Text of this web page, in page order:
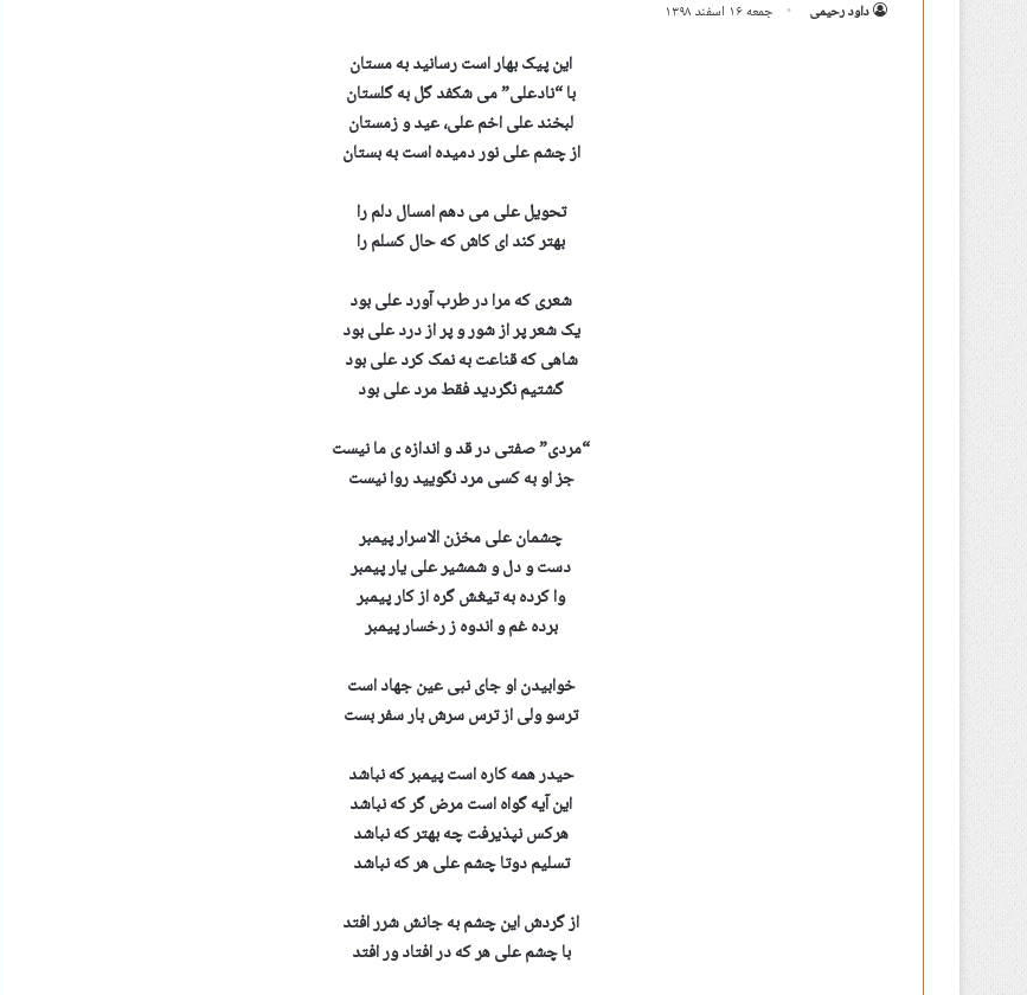
داود رحیمی جمعه ۱۶ اسفند ۱۳۹۸
این پیک بهار است رسانید به مستان
با “نادعلی” می شکفد گل به گلستان
لبخند علی اخم علی، عید و زمستان
از چشم علی نور دمیده است به بستان
تحویل علی می دهم امسال دلم را
بهتر کند ای کاش که حال کسلم را
شعری که مرا در طرب آورد علی بود
یک شعر پر از شور و پر از درد علی بود
شاهی که قناعت به نمک کرد علی بود
گشتیم نگردید فقط مرد علی بود
“مردی” صفتی در قد و اندازه ی ما نیست
جز او به کسی مرد نگویید روا نیست
چشمان علی مخزن الاسرار پیمبر
دست و دل و شمشیر علی یار پیمبر
وا کرده به تیغش گره از کار پیمبر
برده غم و اندوه ز رخسار پیمبر
خوابیدن او جای نبی عین جهاد است
ترسو ولی از ترس سرش بار سفر بست
حیدر همه کاره است پیمبر که نباشد
این آیه گواه است مرض گر که نباشد
هرکس نپذیرفت چه بهتر که نباشد
تسلیم دوتا چشم علی هر که نباشد
از گردش این چشم به جانش شرر افتد
با چشم علی هر که در افتاد ور افتد